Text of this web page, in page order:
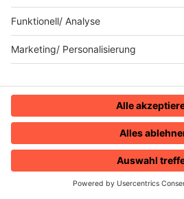
HOME RADIOS
80s80s JACKSON
80s80s LIVE
80s80s MAXIS
80s80s NEO
80s80s POP STORIES
80s80s QUEEN
80s80s ROCK